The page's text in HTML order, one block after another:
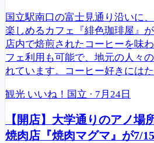
国立駅南口の富士見通り沿いに
楽しめるカフェ『緋色珈琲屋』
店内で焙煎されたコーヒーを味
フェ利用も可能で、地元の人々
れています。コーヒー好きには
観光 いいね！国立 · 7月24日
【開店】大学通りのアノ場
焼肉店『焼肉マグマ』が7/